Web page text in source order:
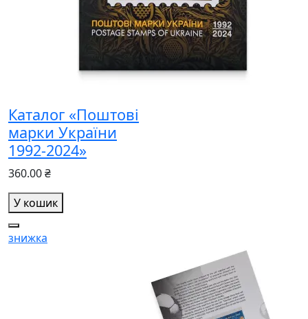
Каталог «Поштові
марки України
1992-2024»
360.00 ₴
У кошик
знижка